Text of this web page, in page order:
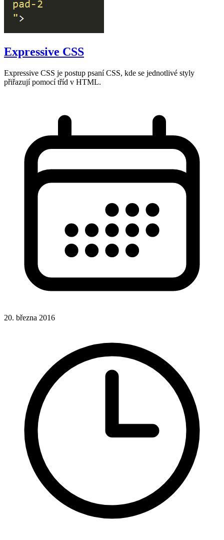
Expressive CSS
Expressive CSS je postup psaní CSS, kde se jednotlivé styly
přiřazují pomocí tříd v HTML.
20. března 2016